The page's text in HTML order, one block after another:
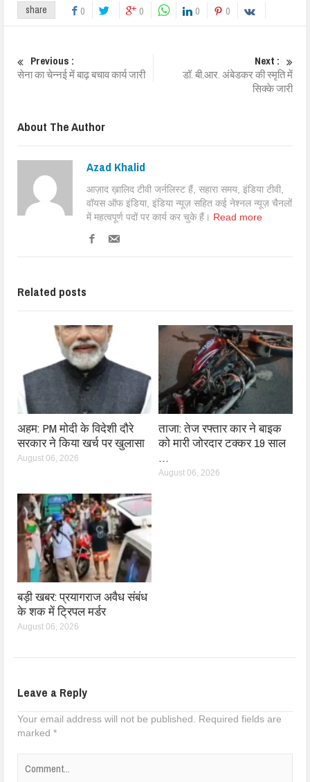
share 0 0 0 0
Previous :
सेना का चेन्नई में बाढ़ बचाव कार्य जारी
Next :
डॉ. बी.आर. अंबेडकर की स्‍मृति में
सिक्के जारी
About The Author
Azad Khalid
आज़ाद ख़ालिद टीवी जर्नलिस्ट हैं, सहारा समय, इंडिया टीवी,
वॉयस ऑफ इंडिया, इंडिया न्यूज़ सहित कई नेश्नल न्यूज़ चैनलों
में महत्वपूर्ण पदों पर कार्य कर चुके हैं। Read more
Related posts
अहम: PM मोदी के विदेशी दौरे
सरकार ने किया खर्च पर खुलासा
August 06, 2026
ताजा: तेज रफ्तार कार ने बाइक
को मारी जोरदार टक्कर 19 साल
…
August 06, 2026
बड़ी खबर: प्रयागराज अवैध संबंध
के शक में ट्रिपल मर्डर
August 06, 2026
Leave a Reply
Your email address will not be published.
Required fields are
marked*